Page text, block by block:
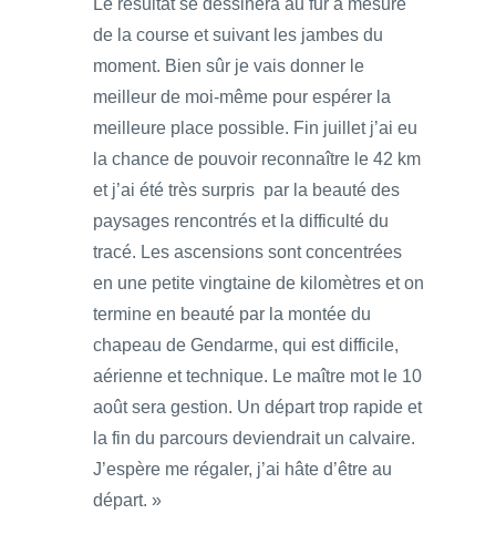
Le résultat se dessinera au fur à mesure
de la course et suivant les jambes du
moment. Bien sûr je vais donner le
meilleur de moi-même pour espérer la
meilleure place possible. Fin juillet j’ai eu
la chance de pouvoir reconnaître le 42 km
et j’ai été très surpris par la beauté des
paysages rencontrés et la difficulté du
tracé. Les ascensions sont concentrées
en une petite vingtaine de kilomètres et on
termine en beauté par la montée du
chapeau de Gendarme, qui est difficile,
aérienne et technique. Le maître mot le 10
août sera gestion. Un départ trop rapide et
la fin du parcours deviendrait un calvaire.
J’espère me régaler, j’ai hâte d’être au
départ. »